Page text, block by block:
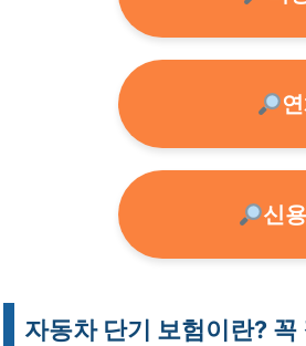
신
자동차 단기 보험이란? 꼭